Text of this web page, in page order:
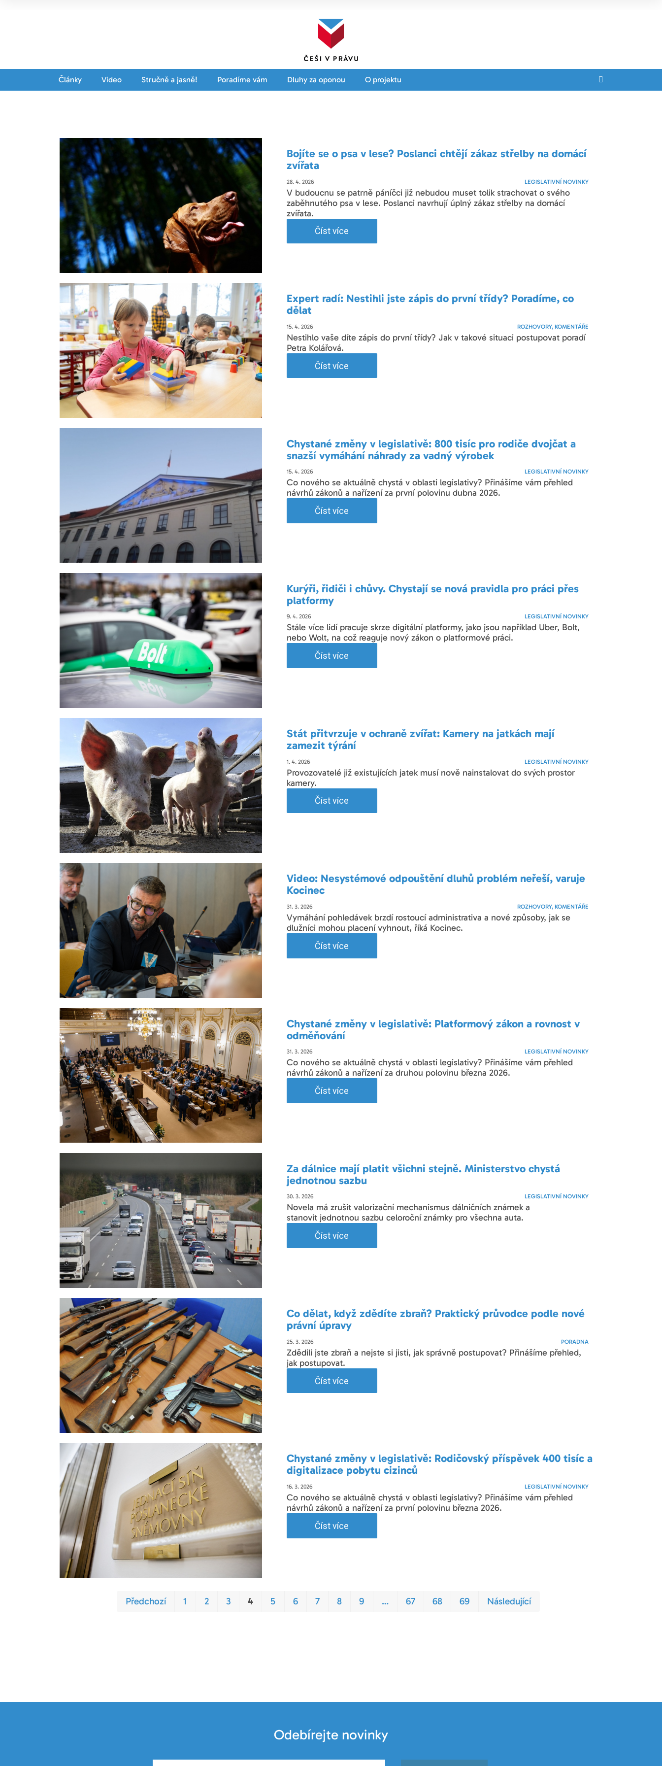
Články Video Stručně a jasně! Poradíme vám Dluhy za oponou O projektu
Bojíte se o psa v lese? Poslanci chtějí zákaz střelby na domácí
zvířata
28. 4. 2026 LEGISLATIVNÍ NOVINKY
V budoucnu se patrně páníčci již nebudou muset tolik strachovat o svého
zaběhnutého psa v lese. Poslanci navrhují úplný zákaz střelby na domácí
zvířata.
Číst více
Expert radí: Nestihli jste zápis do první třídy? Poradíme, co
dělat
15. 4. 2026 ROZHOVORY, KOMENTÁŘE
Nestihlo vaše díte zápis do první třídy? Jak v takové situaci postupovat poradí
Petra Kolářová.
Číst více
Chystané změny v legislativě: 800 tisíc pro rodiče dvojčat a
snazší vymáhání náhrady za vadný výrobek
15. 4. 2026 LEGISLATIVNÍ NOVINKY
Co nového se aktuálně chystá v oblasti legislativy? Přinášíme vám přehled
návrhů zákonů a nařízení za první polovinu dubna 2026.
Číst více
Kurýři, řidiči i chůvy. Chystají se nová pravidla pro práci přes
platformy
9. 4. 2026 LEGISLATIVNÍ NOVINKY
Stále více lidí pracuje skrze digitální platformy, jako jsou například Uber, Bolt,
nebo Wolt, na což reaguje nový zákon o platformové práci.
Číst více
Stát přitvrzuje v ochraně zvířat: Kamery na jatkách mají
zamezit týrání
1. 4. 2026 LEGISLATIVNÍ NOVINKY
Provozovatelé již existujících jatek musí nově nainstalovat do svých prostor
kamery.
Číst více
Video: Nesystémové odpouštění dluhů problém neřeší, varuje
Kocinec
31. 3. 2026 ROZHOVORY, KOMENTÁŘE
Vymáhání pohledávek brzdí rostoucí administrativa a nové způsoby, jak se
dlužníci mohou placení vyhnout, říká Kocinec.
Číst více
Chystané změny v legislativě: Platformový zákon a rovnost v
odměňování
31. 3. 2026 LEGISLATIVNÍ NOVINKY
Co nového se aktuálně chystá v oblasti legislativy? Přinášíme vám přehled
návrhů zákonů a nařízení za druhou polovinu března 2026.
Číst více
Za dálnice mají platit všichni stejně. Ministerstvo chystá
jednotnou sazbu
30. 3. 2026 LEGISLATIVNÍ NOVINKY
Novela má zrušit valorizační mechanismus dálničních známek a
stanovit jednotnou sazbu celoroční známky pro všechna auta.
Číst více
Co dělat, když zdědíte zbraň? Praktický průvodce podle nové
právní úpravy
25. 3. 2026 PORADNA
Zdědili jste zbraň a nejste si jisti, jak správně postupovat? Přinášíme přehled,
jak postupovat.
Číst více
Chystané změny v legislativě: Rodičovský příspěvek 400 tisíc a
digitalizace pobytu cizinců
16. 3. 2026 LEGISLATIVNÍ NOVINKY
Co nového se aktuálně chystá v oblasti legislativy? Přinášíme vám přehled
návrhů zákonů a nařízení za první polovinu března 2026.
Číst více
Předchozí 1 2 3 4 5 6 7 8 9 … 67 68 69 Následující
Odebírejte novinky